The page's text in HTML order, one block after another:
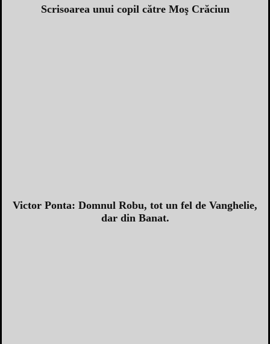
Scrisoarea unui copil către Moş Crăciun
Victor Ponta: Domnul Robu, tot un fel de Vanghelie,
dar din Banat.